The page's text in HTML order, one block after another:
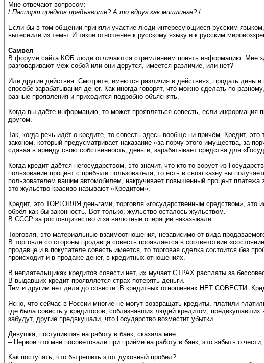
Мне отвечают вопросом:
/ Паспорт предков предъявите? А то вдруг как мишлинге?/
--
Если бы в том общении приняли участие люди интересующиеся русским
вытеснили из темы. И такое отношение к русскому языку и к русским
Самвел
В форуме сайта КОБ люди отличаются стремлением понять информацию. Мне
разговаривают меж собой или они дерутся, имеется различие, или нет?
Или другие действия. Смотрите, имеются различия в действиях, продать
способе зарабатывания денег. Как иногда говорят, что можно сделать по
разные проявления и приходится подробно объяснять.
Когда вы даёте информацию, то может проявляться совесть, если информация
другом.
Так, когда речь идёт о кредите, то совесть здесь вообще ни причём. Кредит,
законом, который предусматривает наказание «за порчу этого имущества, за
сдавая в аренду свою собственность, деньги, зарабатывает средства для
Когда кредит даётся негосударством, это значит, что кто то ворует из
пользование процент с прибыли пользователя, то есть в свою казну вы
пользователем вашим автомобилем, накручивает повышенный процент
это жульство красиво называют «Кредитом».
Кредит, это ТОРГОВЛЯ деньгами, торговля «государственным средством», это
обрёл как бы законность. Вот только, жульство осталось жульством.
В СССР за ростовщичество и за валютные операции наказывали.
Торговля, это материальные взаимоотношения, независимо от вида
В торговле со стороны продавца совесть проявляется в соответствии
продавце и в покупателе совесть имеется, то торговая сделка состоится без
происходит и в продаже денег, в кредитных отношениях.
В неплательщиках кредитов совести нет, их мучает СТРАХ расплаты за
В выдавших кредит проявляется страх потерять деньги.
Тем и другим нет дела до совести. В кредитных отношениях НЕТ СОВЕСТИ.
Ясно, что сейчас в России многие не могут возвращать кредиты, платили-
где была совесть у кредиторов, соблазнявших людей кредитом,
забудут, другие предвкушали, что Государство возместит убытки.
Девушка, поступившая на работу в банк, сказала мне:
– Первое что мне посоветовали при приёме на работу в банк, это забыть о
Как поступать, что бы решить этот духовный пробел?